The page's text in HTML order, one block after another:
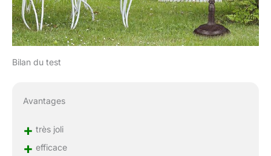
Bilan du test
Avantages
+ très joli
+ efficace